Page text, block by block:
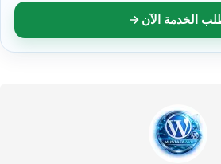
الخدمة الآن